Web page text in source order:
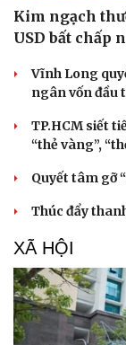
Kim ngạch
USD bất chấp
Vĩnh Long
ngân vốn đầu
TP.HCM siết
“thẻ vàng”,
Quyết tâm gỡ
Thúc đẩy
XÃ HỘI